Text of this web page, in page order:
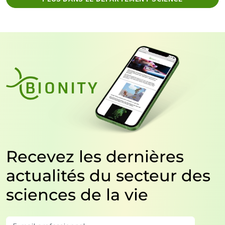
Recevez les dernières
actualités du secteur des
sciences de la vie